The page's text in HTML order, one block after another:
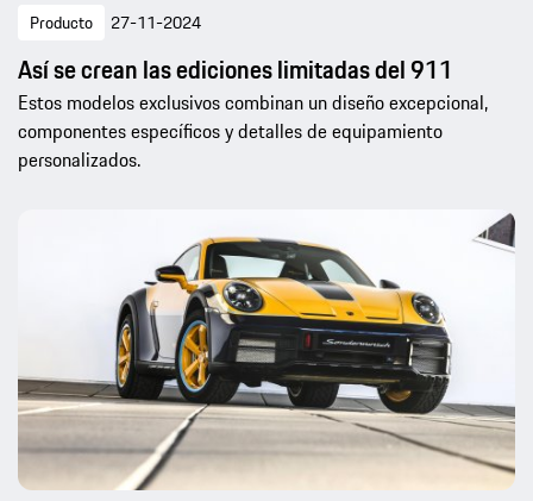
Producto 27-11-2024
Así se crean las ediciones limitadas del 911
Estos modelos exclusivos combinan un diseño excepcional,
componentes específicos y detalles de equipamiento
personalizados.